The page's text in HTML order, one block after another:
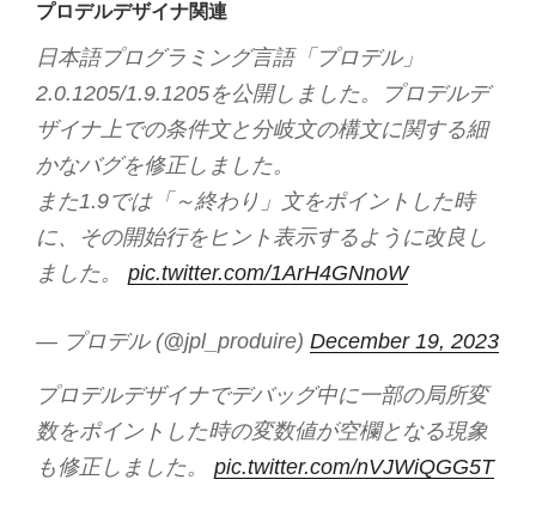
プロデルデザイナ関連
日本語プログラミング言語「プロデル」
2.0.1205/1.9.1205を公開しました。プロデルデ
ザイナ上での条件文と分岐文の構文に関する細
かなバグを修正しました。
また1.9では「～終わり」文をポイントした時
に、その開始行をヒント表示するように改良し
ました。 pic.twitter.com/1ArH4GNnoW
— プロデル (@jpl_produire) December 19, 2023
プロデルデザイナでデバッグ中に一部の局所変
数をポイントした時の変数値が空欄となる現象
も修正しました。 pic.twitter.com/nVJWiQGG5T